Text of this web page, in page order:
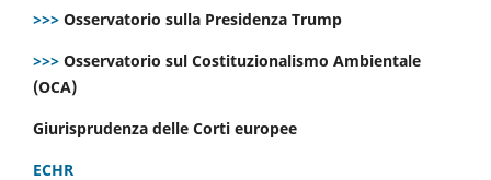
>>> Osservatorio sulla Presidenza Trump
>>> Osservatorio sul Costituzionalismo Ambientale
(OCA)
Giurisprudenza delle Corti europee
ECHR